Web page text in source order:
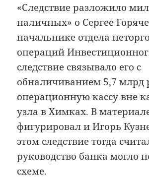
«Следствие разложило
наличных» о Сергее
начальнике отдела
операций
следствие связывало его с
обналичиванием 5,7 млрд
операционную кассу вне
узла в Химках. В
фигурировал и Игорь
этом следствие тогда
руководство банка могло
схеме.